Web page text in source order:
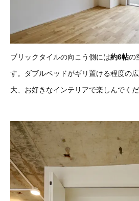
ブリックタイルの向こう側には約6帖の
す。ダブルベッドがギリ置ける程度の
大、お好きなインテリアで楽しんでくだ